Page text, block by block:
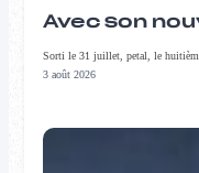
Avec son
Sorti le 31 juillet, petal, le
3 août 2026